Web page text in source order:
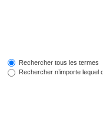
Rechercher tous les termes
Rechercher n’importe lequel